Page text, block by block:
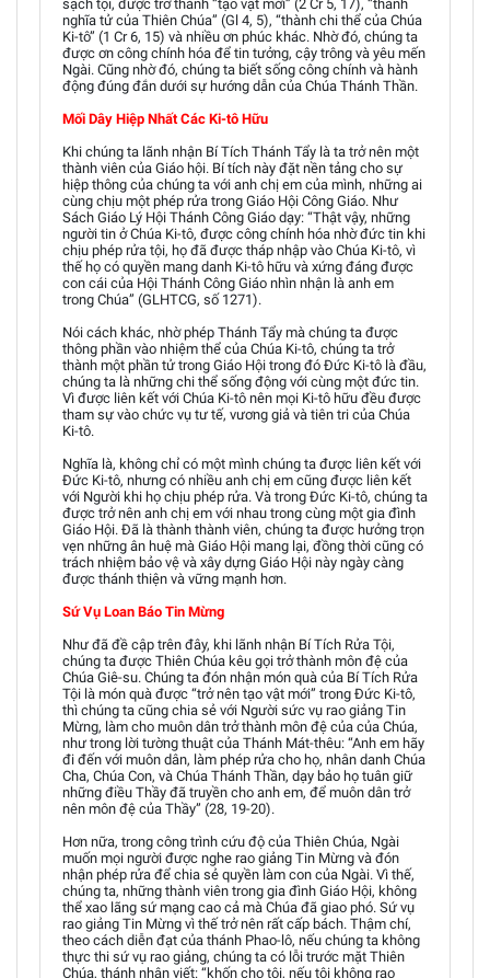
sạch tội, được trở thành “tạo vật mới” (2 Cr 5, 17), “thành
nghĩa tử của Thiên Chúa” (Gl 4, 5), “thành chi thể của Chúa
Ki-tô” (1 Cr 6, 15) và nhiều ơn phúc khác. Nhờ đó, chúng ta
được ơn công chính hóa để tin tưởng, cậy trông và yêu mến
Ngài. Cũng nhờ đó, chúng ta biết sống công chính và hành
động đúng đắn dưới sự hướng dẫn của Chúa Thánh Thần.
Mối Dây Hiệp Nhất Các Ki-tô Hữu
Khi chúng ta lãnh nhận Bí Tích Thánh Tẩy là ta trở nên một
thành viên của Giáo hội. Bí tích này đặt nền tảng cho sự
hiệp thông của chúng ta với anh chị em của mình, những ai
cùng chịu một phép rửa trong Giáo Hội Công Giáo. Như
Sách Giáo Lý Hội Thánh Công Giáo dạy: “Thật vậy, những
người tin ở Chúa Ki-tô, được công chính hóa nhờ đức tin khi
chịu phép rửa tội, họ đã được tháp nhập vào Chúa Ki-tô, vì
thế họ có quyền mang danh Ki-tô hữu và xứng đáng được
con cái của Hội Thánh Công Giáo nhìn nhận là anh em
trong Chúa” (GLHTCG, số 1271).
Nói cách khác, nhờ phép Thánh Tẩy mà chúng ta được
thông phần vào nhiệm thể của Chúa Ki-tô, chúng ta trở
thành một phần tử trong Giáo Hội trong đó Đức Ki-tô là đầu,
chúng ta là những chi thể sống động với cùng một đức tin.
Vì được liên kết với Chúa Ki-tô nên mọi Ki-tô hữu đều được
tham sự vào chức vụ tư tế, vương giả và tiên tri của Chúa
Ki-tô.
Nghĩa là, không chỉ có một mình chúng ta được liên kết với
Đức Ki-tô, nhưng có nhiều anh chị em cũng được liên kết
với Người khi họ chịu phép rửa. Và trong Đức Ki-tô, chúng ta
được trở nên anh chị em với nhau trong cùng một gia đình
Giáo Hội. Đã là thành thành viên, chúng ta được hưởng trọn
vẹn những ân huệ mà Giáo Hội mang lại, đồng thời cũng có
trách nhiệm bảo vệ và xây dựng Giáo Hội này ngày càng
được thánh thiện và vững mạnh hơn.
Sứ Vụ Loan Báo Tin Mừng
Như đã đề cập trên đây, khi lãnh nhận Bí Tích Rửa Tội,
chúng ta được Thiên Chúa kêu gọi trở thành môn đệ của
Chúa Giê-su. Chúng ta đón nhận món quà của Bí Tích Rửa
Tội là món quà được “trở nên tạo vật mới” trong Đức Ki-tô,
thì chúng ta cũng chia sẻ với Người sức vụ rao giảng Tin
Mừng, làm cho muôn dân trở thành môn đệ của của Chúa,
như trong lời tường thuật của Thánh Mát-thêu: “Anh em hãy
đi đến với muôn dân, làm phép rửa cho họ, nhân danh Chúa
Cha, Chúa Con, và Chúa Thánh Thần, dạy bảo họ tuân giữ
những điều Thầy đã truyền cho anh em, để muôn dân trở
nên môn đệ của Thầy” (28, 19-20).
Hơn nữa, trong công trình cứu độ của Thiên Chúa, Ngài
muốn mọi người được nghe rao giảng Tin Mừng và đón
nhận phép rửa để chia sẻ quyền làm con của Ngài. Vì thế,
chúng ta, những thành viên trong gia đình Giáo Hội, không
thể xao lãng sứ mạng cao cả mà Chúa đã giao phó. Sứ vụ
rao giảng Tin Mừng vì thế trở nên rất cấp bách. Thậm chí,
theo cách diễn đạt của thánh Phao-lô, nếu chúng ta không
thực thi sứ vụ rao giảng, chúng ta có lỗi trước mặt Thiên
Chúa, thánh nhân viết: “khốn cho tôi, nếu tôi không rao